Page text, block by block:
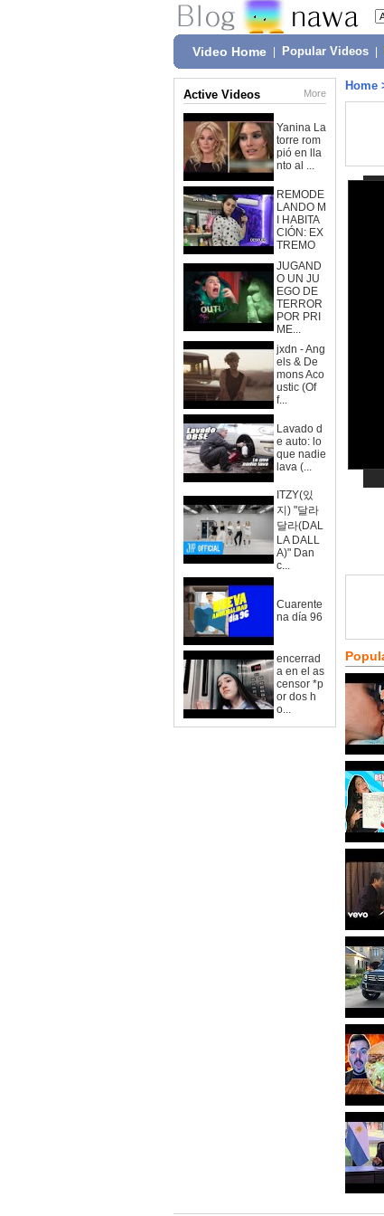
Video Home Popular Videos
Active Videos More
Yanina La
torre rom
pió en lla
nto al ...
REMODE
LANDO M
I HABITA
CIÓN: EX
TREMO
JUGAND
O UN JU
EGO DE
TERROR
POR PRI
ME...
jxdn - Ang
els & De
mons Aco
ustic (Of
f...
Lavado d
e auto: lo
que nadie
lava (...
ITZY(있
지) "달라
달라(DAL
LA DALL
A)" Dan
c...
Cuarente
na día 96
encerrad
a en el as
censor *p
or dos h
o...
Home